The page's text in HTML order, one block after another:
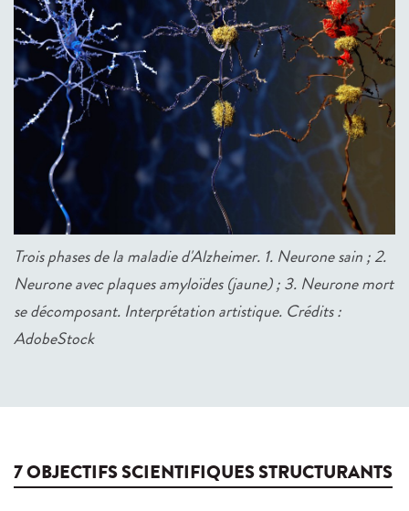
Trois phases de la maladie d'Alzheimer. 1. Neurone sain ; 2.
Neurone avec plaques amyloïdes (jaune) ; 3. Neurone mort
se décomposant. Interprétation artistique. Crédits :
AdobeStock
7 OBJECTIFS SCIENTIFIQUES STRUCTURANTS